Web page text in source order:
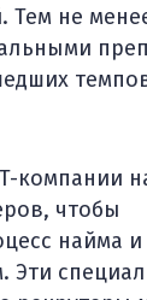
Тем не
компании
чтобы
найма и
Эти